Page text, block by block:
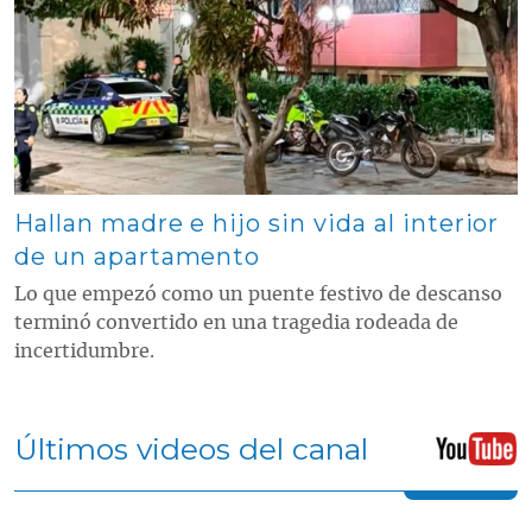
Hallan madre e hijo sin vida al interior
de un apartamento
Lo que empezó como un puente festivo de descanso
terminó convertido en una tragedia rodeada de
incertidumbre.
Últimos videos del canal